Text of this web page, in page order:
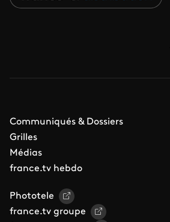
Communiqués & Dossiers
Grilles
Médias
france.tv hebdo
Phototele
france.tv groupe